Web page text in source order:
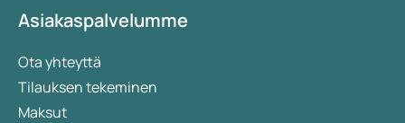
Asiakaspalvelumme
Ota yhteyttä
Tilauksen tekeminen
Maksut